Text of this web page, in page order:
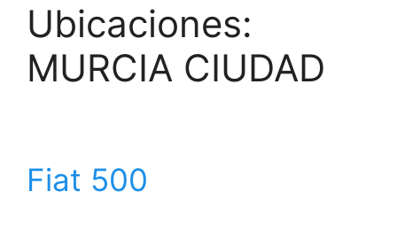
Ubicaciones:
MURCIA CIUDAD
Fiat 500